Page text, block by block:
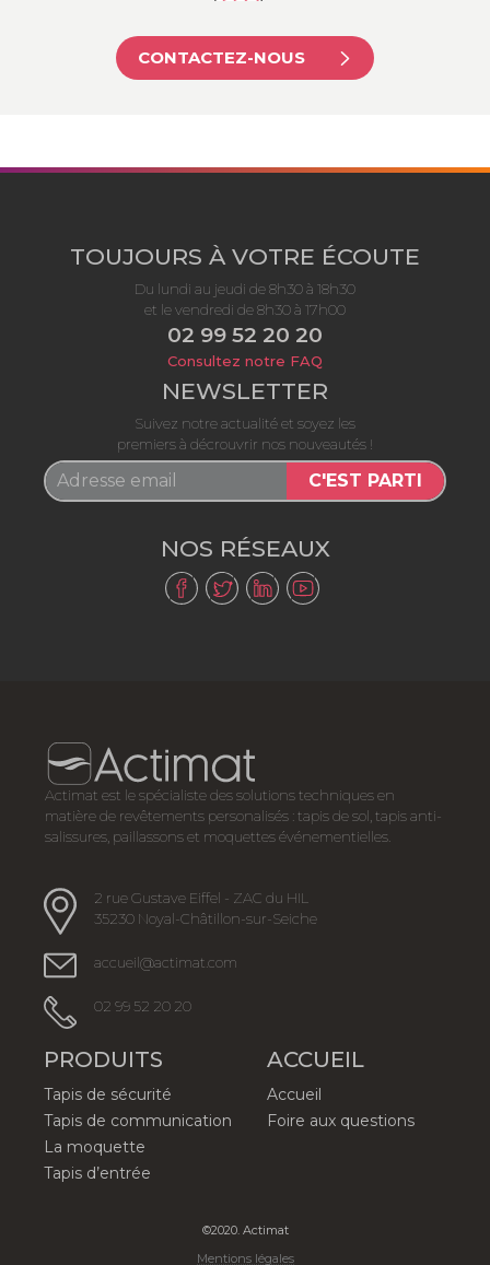
CONTACTEZ-NOUS
TOUJOURS À VOTRE ÉCOUTE
Du lundi au jeudi de 8h30 à 18h30
et le vendredi de 8h30 à 17h00
02 99 52 20 20
Consultez notre FAQ
NEWSLETTER
Suivez notre actualité et soyez les
premiers à décrouvrir nos nouveautés !
C'EST PARTI
NOS RÉSEAUX
Actimat est le spécialiste des solutions techniques en
matière de revêtements personalisés : tapis de sol, tapis anti-
salissures, paillassons et moquettes événementielles.
2 rue Gustave Eiffel - ZAC du HIL
35230 Noyal-Châtillon-sur-Seiche
accueil@actimat.com
02 99 52 20 20
PRODUITS
Tapis de sécurité
Tapis de communication
La moquette
Tapis d’entrée
ACCUEIL
Accueil
Foire aux questions
©2020. Actimat
Mentions légales